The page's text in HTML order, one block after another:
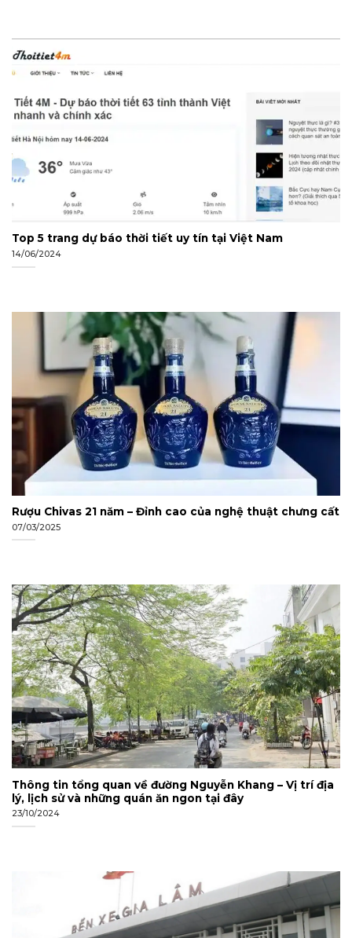
Top 5 trang dự báo thời tiết uy tín tại Việt Nam
14/06/2024
Rượu Chivas 21 năm – Đỉnh cao của nghệ thuật chưng cất
07/03/2025
Thông tin tổng quan về đường Nguyễn Khang – Vị trí địa
lý, lịch sử và những quán ăn ngon tại đây
23/10/2024